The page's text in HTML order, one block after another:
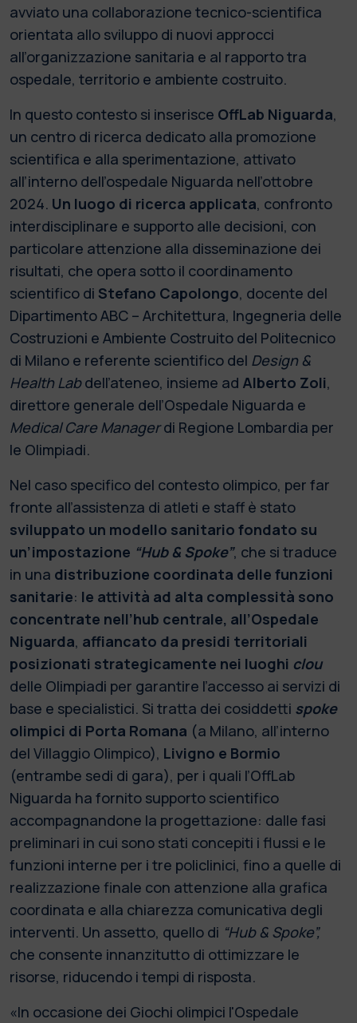
avviato una collaborazione tecnico-scientifica
orientata allo sviluppo di nuovi approcci
all’organizzazione sanitaria e al rapporto tra
ospedale, territorio e ambiente costruito.
In questo contesto si inserisce OffLab Niguarda,
un centro di ricerca dedicato alla promozione
scientifica e alla sperimentazione, attivato
all’interno dell’ospedale Niguarda nell’ottobre
2024. Un luogo di ricerca applicata, confronto
interdisciplinare e supporto alle decisioni, con
particolare attenzione alla disseminazione dei
risultati, che opera sotto il coordinamento
scientifico di Stefano Capolongo, docente del
Dipartimento ABC – Architettura, Ingegneria delle
Costruzioni e Ambiente Costruito del Politecnico
di Milano e referente scientifico del Design &
Health Labdell’ateneo, insieme ad Alberto Zoli,
direttore generale dell’Ospedale Niguarda e
Medical Care Managerdi Regione Lombardia per
le Olimpiadi.
Nel caso specifico del contesto olimpico, per far
fronte all’assistenza di atleti e staff è stato
sviluppato un modello sanitario fondato su
un’impostazione “Hub & Spoke”, che si traduce
in una distribuzione coordinata delle funzioni
sanitarie: le attività ad alta complessità sono
concentrate nell’hub centrale, all’Ospedale
Niguarda, affiancato da presidi territoriali
posizionati strategicamente nei luoghi clou
delle Olimpiadi per garantire l’accesso ai servizi di
base e specialistici. Si tratta dei cosiddetti spoke
olimpici di Porta Romana (a Milano, all’interno
del Villaggio Olimpico), Livigno e Bormio
(entrambe sedi di gara), per i quali l’OffLab
Niguarda ha fornito supporto scientifico
accompagnandone la progettazione: dalle fasi
preliminari in cui sono stati concepiti i flussi e le
funzioni interne per i tre policlinici, fino a quelle di
realizzazione finale con attenzione alla grafica
coordinata e alla chiarezza comunicativa degli
interventi. Un assetto, quello di “Hub & Spoke”,
che consente innanzitutto di ottimizzare le
risorse, riducendo i tempi di risposta.
«In occasione dei Giochi olimpici l'Ospedale